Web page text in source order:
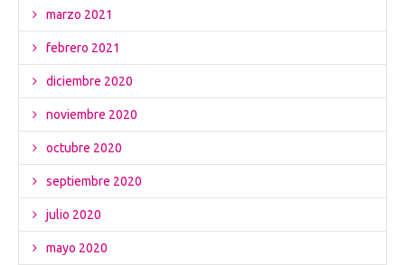
marzo 2021
febrero 2021
diciembre 2020
noviembre 2020
octubre 2020
septiembre 2020
julio 2020
mayo 2020